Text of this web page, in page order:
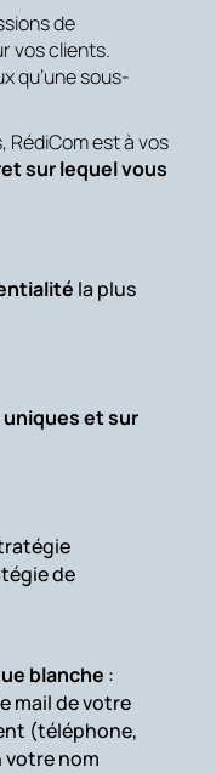
de
vos clients.
qu’une sous-
RédiCom est à vos
sur lequel vous
la plus
et sur
de
blanche :
mail de votre
(téléphone,
votre nom